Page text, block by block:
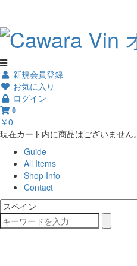
新規会員登録
お気に入り
ログイン
0
￥0
現在カート内に商品はございません。
Guide
All Items
Shop Info
Contact